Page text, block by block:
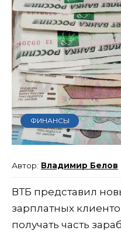
ФИНАНСЫ
Владимир Белов
ВТБ представил
зарплатных
получать часть